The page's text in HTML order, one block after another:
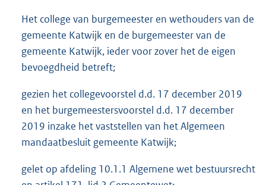
Het college van burgemeester en wethouders van de
gemeente Katwijk en de burgemeester van de
gemeente Katwijk, ieder voor zover het de eigen
bevoegdheid betreft;
gezien het collegevoorstel d.d. 17 december 2019
en het burgemeestersvoorstel d.d. 17 december
2019 inzake het vaststellen van het Algemeen
mandaatbesluit gemeente Katwijk;
gelet op afdeling 10.1.1 Algemene wet bestuursrecht